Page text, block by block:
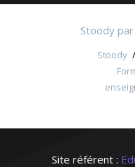
Stoody
Stoody
Site référent :